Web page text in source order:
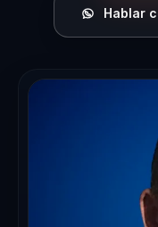
Hablar